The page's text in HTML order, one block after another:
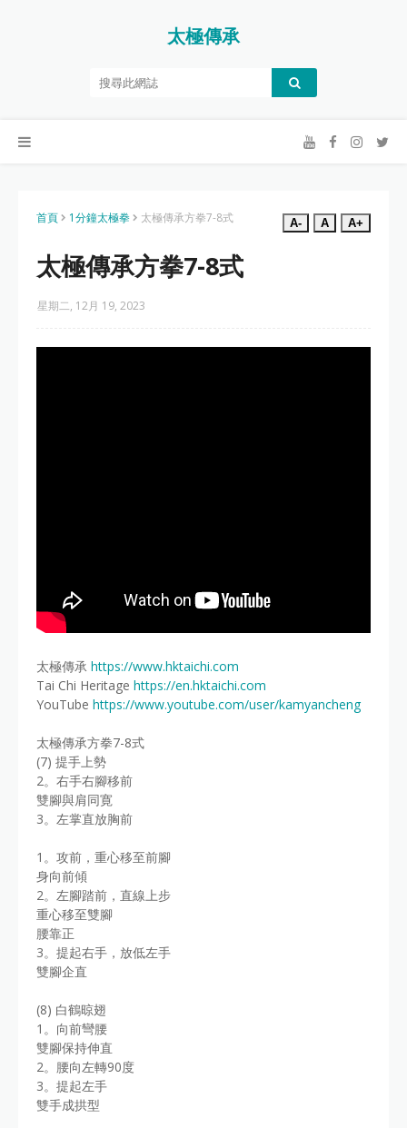
太極傳承
首頁 1分鐘太極拳 太極傳承方拳7-8式 A- A A+
太極傳承方拳7-8式
星期二, 12月 19, 2023
太極傳承 https://www.hktaichi.com
Tai Chi Heritage https://en.hktaichi.com
YouTube https://www.youtube.com/user/kamyancheng
太極傳承方拳7-8式
(7) 提手上勢
2。右手右腳移前
雙腳與肩同寛
3。左掌直放胸前
1。攻前，重心移至前腳
身向前傾
2。左腳踏前，直線上步
重心移至雙腳
腰靠正
3。提起右手，放低左手
雙腳企直
(8) 白鶴晾翅
1。向前彎腰
雙腳保持伸直
2。腰向左轉90度
3。提起左手
雙手成拱型